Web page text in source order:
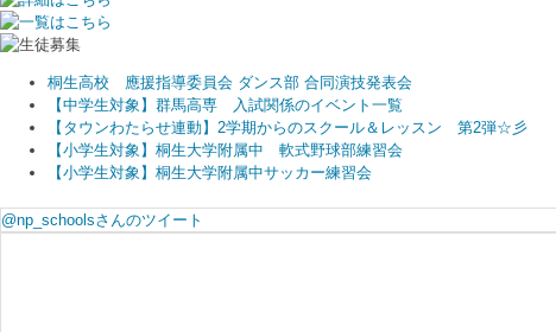
桐生高校 應援指導委員会 ダンス部 合同演技発表会
【中学生対象】群馬高専 入試関係のイベント一覧
【タウンわたらせ連動】2学期からのスクール＆レッスン 第2弾☆彡
【小学生対象】桐生大学附属中 軟式野球部練習会
【小学生対象】桐生大学附属中サッカー練習会
@np_schoolsさんのツイート